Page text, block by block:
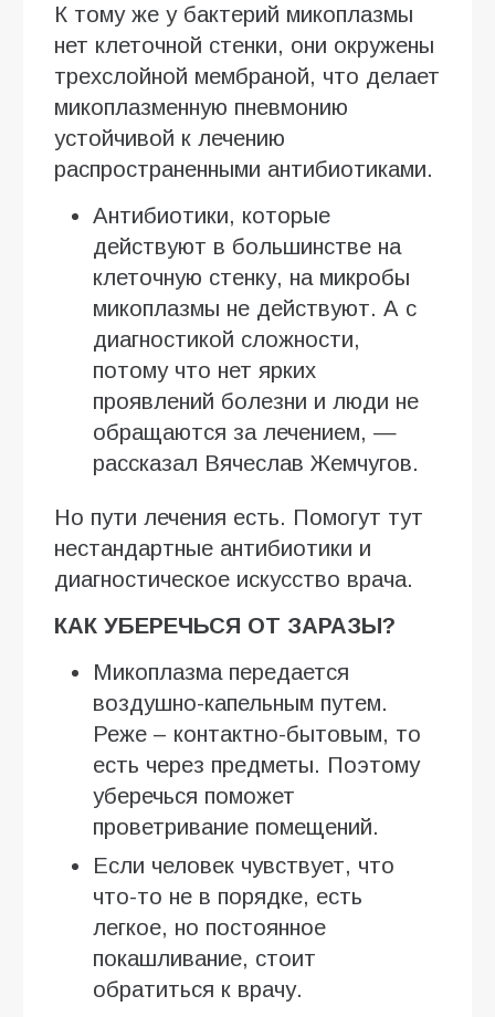
К тому же у бактерий микоплазмы
нет клеточной стенки, они окружены
трехслойной мембраной, что делает
микоплазменную пневмонию
устойчивой к лечению
распространенными антибиотиками.
Антибиотики, которые
действуют в большинстве на
клеточную стенку, на микробы
микоплазмы не действуют. А с
диагностикой сложности,
потому что нет ярких
проявлений болезни и люди не
обращаются за лечением, —
рассказал Вячеслав Жемчугов.
Но пути лечения есть. Помогут тут
нестандартные антибиотики и
диагностическое искусство врача.
КАК УБЕРЕЧЬСЯ ОТ ЗАРАЗЫ?
Микоплазма передается
воздушно-капельным путем.
Реже – контактно-бытовым, то
есть через предметы. Поэтому
уберечься поможет
проветривание помещений.
Если человек чувствует, что
что-то не в порядке, есть
легкое, но постоянное
покашливание, стоит
обратиться к врачу.